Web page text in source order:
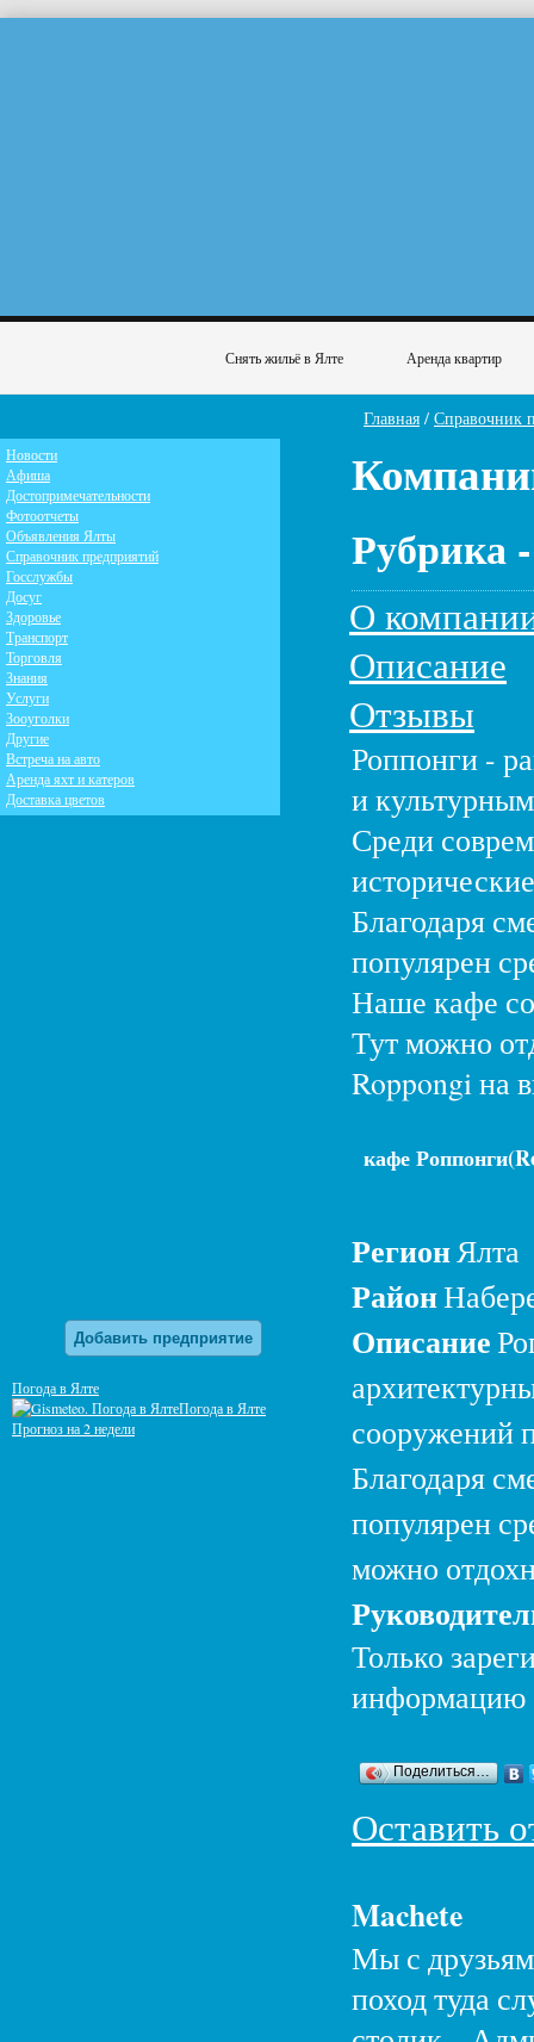
Снять жильё в Ялте Аренда квартир
Главная / Справочник
Рубрика
О
Описание
Отзывы
Роппонги -
и
Среди
Благодаря
популярен
Наше кафе
Тут можно
Roppongi на
кафе
РегионЯлта
Район
Описание
сооружений
Благодаря
популярен
можно
Только
информацию
Поделиться…
Оставить
Machete
Мы с
поход туда
Новости
Афиша
Достопримечательности
Фотоотчеты
Объявления Ялты
Справочник предприятий
Госслужбы
Досуг
Здоровье
Транспорт
Торговля
Знания
Услуги
Зооуголки
Другие
Встреча на авто
Аренда яхт и катеров
Доставка цветов
Добавить предприятие
Погода в Ялте
Погода в Ялте
Прогноз на 2 недели